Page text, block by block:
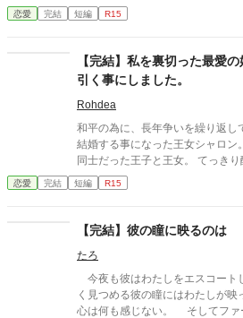
顔合わせで、衝撃を受ける。 か
別の国…… レヴィアタン王国の王
でもあった隣国ランドゥーニ王
たから。 しかし、思い出すのはシャロンとエミリオは結ばれる事
が無かったという事実。 何故なら──シャロンはエミリオに捨て
られた。 そんなかつての自分を裏切った婚約者の生まれ変わりと
今世で再会したレティシーナ。 当
やっていけるはずが無い！ そう
式に結ばれてしまう。 アルマン
アルマンドは前世の記憶があるの
ィシーナの事をとにかく溺愛してきて……？ 前世
恋愛 完結 短編 R15
【完結】私を裏切った最愛
引く事にしました。
Rohdea
和平の為に、長年争いを繰り返し
結婚する事になった王女シャロン
同士だった王子と王女。 てっき
ていたのに婚約者となった王子、
ンを温かく迎えてくれた。 互いを
ると信じていた。 しかし、そんなシャロンに待っていたのは祖国
稿作『私を裏切った前世の婚約者と再会
達の前世の物語となります。 こ
の前世を掘り下げた話となります。 ❋注意❋ 二人の迎える結
変更はありません。ご了承くださ
恋愛 完結 短編 R15
【完結】彼の瞳に映るの
たろ
今夜も彼はわたしをエスコー
く見つめる彼の瞳にはわたしが
心は何も感じない。 そしてファーストダンスを踊ると彼はそっ